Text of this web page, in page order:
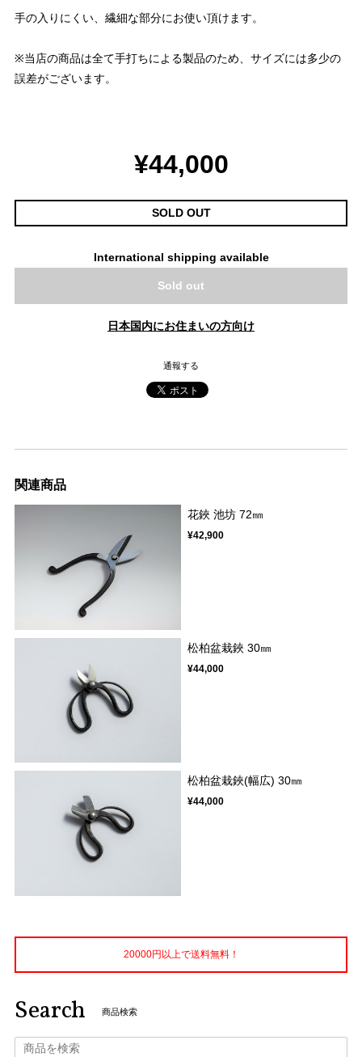
手の入りにくい、繊細な部分にお使い頂けます。
※当店の商品は全て手打ちによる製品のため、サイズには多少の
誤差がございます。
¥44,000
SOLD OUT
International shipping available
Sold out
日本国内にお住まいの方向け
通報する
関連商品
花鋏 池坊 72㎜
¥42,900
松柏盆栽鋏 30㎜
¥44,000
松柏盆栽鋏(幅広) 30㎜
¥44,000
20000円以上で送料無料！
Search 商品検索